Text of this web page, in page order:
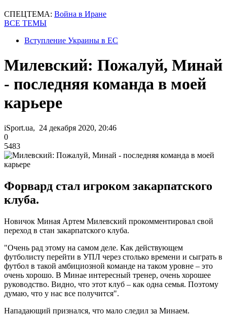
СПЕЦТЕМА: Война в Иране
ВСЕ ТЕМЫ
Вступление Украины в ЕС
Милевский: Пожалуй, Минай
- последняя команда в моей
карьере
iSport.ua, 24 декабря 2020, 20:46
0
5483
Форвард стал игроком закарпатского
клуба.
Новичок Миная Артем Милевский прокомментировал свой
переход в стан закарпатского клуба.
"Очень рад этому на самом деле. Как действующем
футболисту перейти в УПЛ через столько времени и сыграть в
футбол в такой амбициозной команде на таком уровне – это
очень хорошо. В Минае интересный тренер, очень хорошее
руководство. Видно, что этот клуб – как одна семья. Поэтому
думаю, что у нас все получится".
Нападающий признался, что мало следил за Минаем.